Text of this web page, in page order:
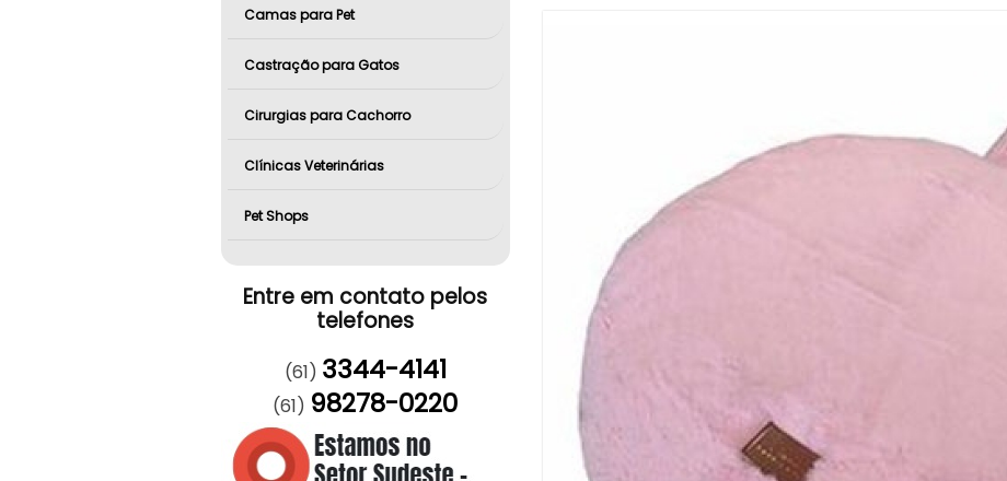
Camas para Pet
Castração para Gatos
Cirurgias para Cachorro
Clínicas Veterinárias
Pet Shops
Entre em contato pelos
telefones
(61) 3344-4141
(61) 98278-0220